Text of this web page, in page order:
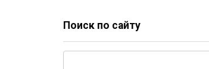
Поиск по сайту